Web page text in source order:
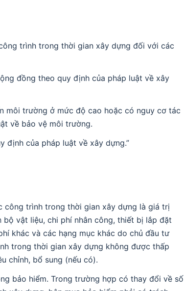
trình trong thời gian xây dựng đối với các
đồng theo quy định của pháp luật về xây
môi trường ở mức độ cao hoặc có nguy cơ tác
về bảo vệ môi trường.
định của pháp luật về xây dựng.”
công trình trong thời gian xây dựng là giá trị
vật liệu, chi phí nhân công, thiết bị lắp đặt
khác và các hạng mục khác do chủ đầu tư
trong thời gian xây dựng không được thấp
chỉnh, bổ sung (nếu có).
bảo hiểm. Trong trường hợp có thay đổi về số